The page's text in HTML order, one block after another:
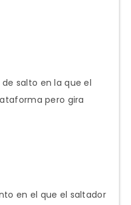
salto en la que el
pero gira
en el que el saltador